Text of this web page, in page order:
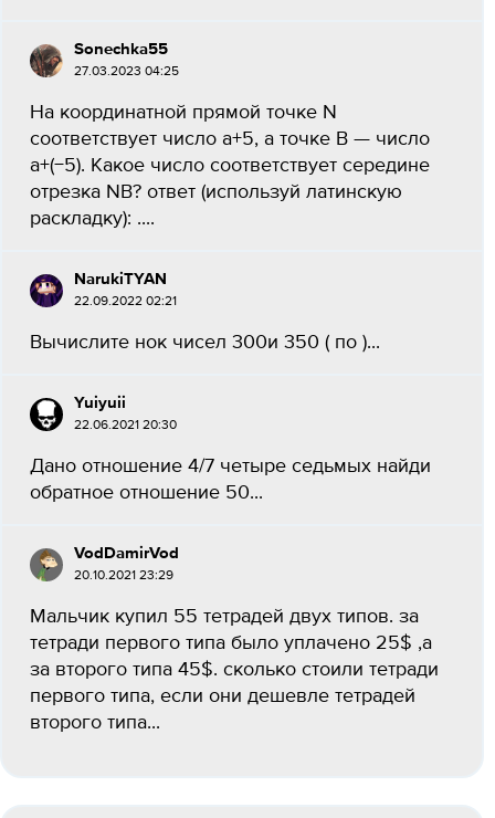
Sonechka55
27.03.2023 04:25
На координатной прямой точке N
соответствует число a+5, а точке B — число
a+(−5). Какое число соответствует середине
отрезка NB? ответ (используй латинскую
раскладку): ....
NarukiTYAN
22.09.2022 02:21
Вычислите нок чисел 300и 350 ( по )...
Yuiyuii
22.06.2021 20:30
Дано отношение 4/7 четыре седьмых найди
обратное отношение 50...
VodDamirVod
20.10.2021 23:29
Мальчик купил 55 тетрадей двух типов. за
тетради первого типа было уплачено 25$ ,а
за второго типа 45$. сколько стоили тетради
первого типа, если они дешевле тетрадей
второго типа...